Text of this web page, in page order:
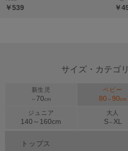
￥539 ￥
サイズ・カテゴ
新生児
～ 70cm
ベビー
80 ～90cm
ジュニア
140～ 160cm
大人
S～ XL
トップス